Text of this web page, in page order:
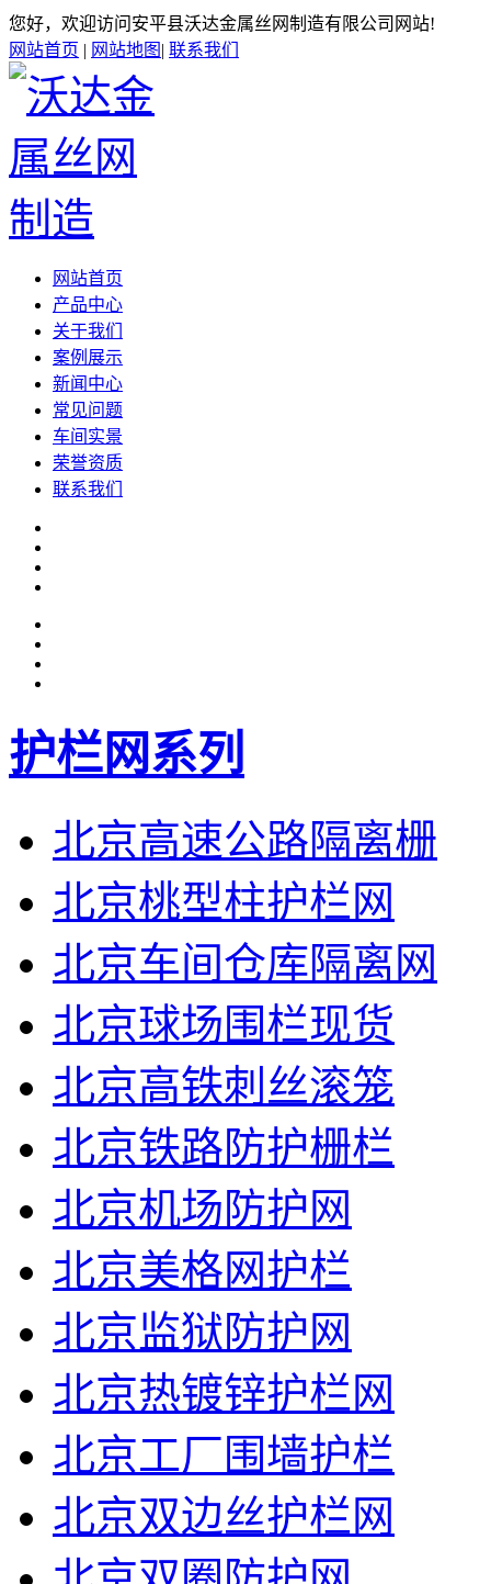
您好，欢迎访问安平县沃达金属丝网制造有限公司网站!
网站首页 | 网站地图 | 联系我们
网站首页
产品中心
关于我们
案例展示
新闻中心
常见问题
车间实景
荣誉资质
联系我们
护栏网系列
北京高速公路隔离栅
北京桃型柱护栏网
北京车间仓库隔离网
北京球场围栏现货
北京高铁刺丝滚笼
北京铁路防护栅栏
北京机场防护网
北京美格网护栏
北京监狱防护网
北京热镀锌护栏网
北京工厂围墙护栏
北京双边丝护栏网